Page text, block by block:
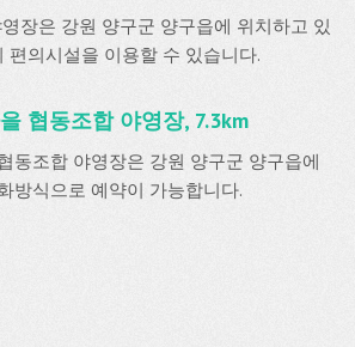
장은 강원 양구군 양구읍에 위치하고 있
편의시설을 이용할 수 있습니다.
협동조합 야영장, 7.3km
동조합 야영장은 강원 양구군 양구읍에
방식으로 예약이 가능합니다.